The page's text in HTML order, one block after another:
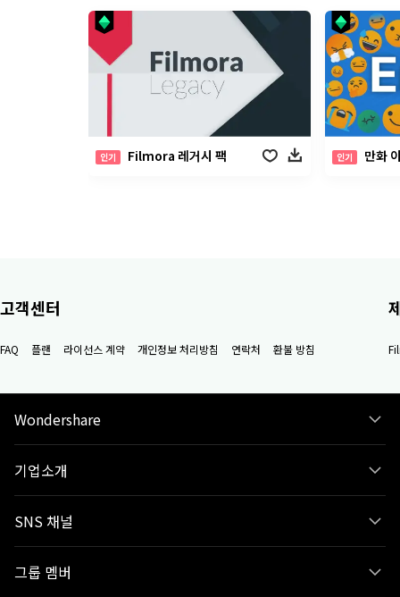
인기 Filmora 레거시 팩 인기 만화
고객센터
FAQ 플랜 라이선스 계약 개인정보 처리방침 연락처 환불 방침
Wondershare
기업소개
SNS 채널
그룹 멤버